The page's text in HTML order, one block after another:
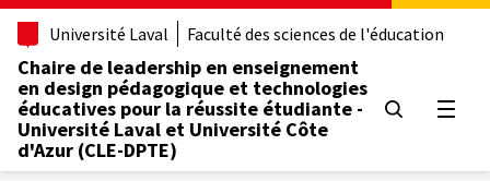
Aller
contenu
principal
Université Laval Faculté des sciences de l'éducation
Chaire de leadership en enseignement
en design pédagogique et technologies
éducatives pour la réussite étudiante -
Université Laval et Université Côte
d'Azur (CLE-DPTE)